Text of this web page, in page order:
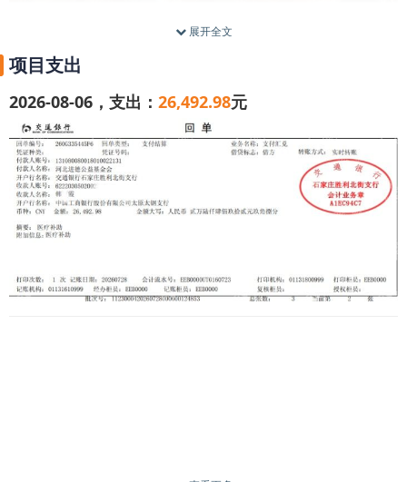
大家好，我是韩*霞，家住山西省太原市阳曲县。我和丈
最让我们日夜揪心的是年仅9岁多的小儿子。孩子在10个
展开全文
项目支出
2026-08-06，支出： 26,492.98元